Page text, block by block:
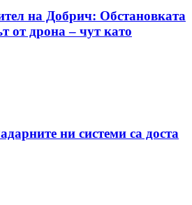
на Добрич: Обстановката
от дрона – чут като
ни системи са доста